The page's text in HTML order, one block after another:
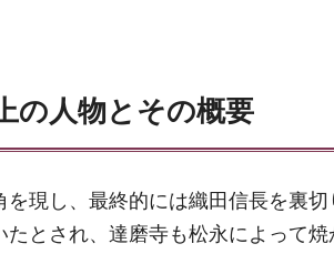
の人物とその概要
現し、最終的には織田信長を裏
とされ、達磨寺も松永によって焼